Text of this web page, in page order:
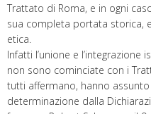
Trattato di Roma, e in ogni
sua completa portata storica,
etica.
Infatti l’unione e l’integrazione
non sono cominciate con i
tutti affermano, hanno
determinazione dalla